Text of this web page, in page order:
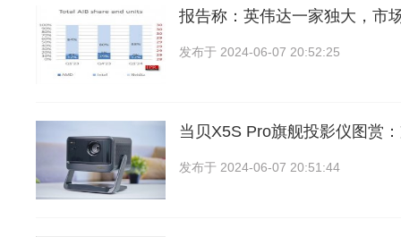
报告称：英伟达一家独大，市
发布于 2024-06-07 20:52:25
当贝X5S Pro旗舰投影仪图赏
发布于 2024-06-07 20:51:44